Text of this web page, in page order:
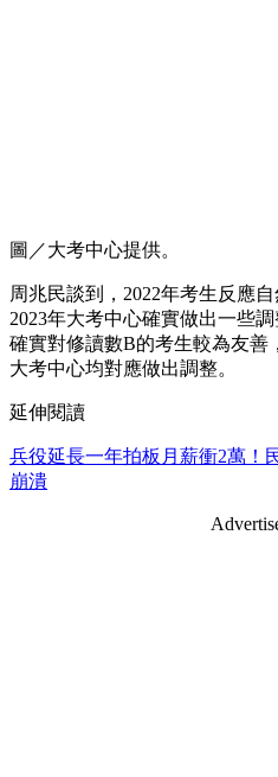
圖／大考中心提供。
周兆民談到，2022年考生反應
2023年大考中心確實做出一些
確實對修讀數B的考生較為友善
大考中心均對應做出調整。
延伸閱讀
兵役延長一年拍板月薪衝2萬！
崩潰